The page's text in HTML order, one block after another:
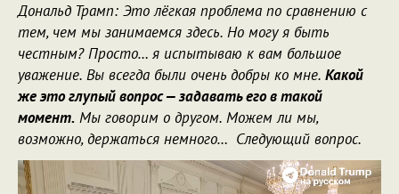
Дональд Трамп: Это лёгкая проблема по сравнению с
тем, чем мы занимаемся здесь. Но могу я быть
честным? Просто… я испытываю к вам большое
уважение. Вы всегда были очень добры ко мне. Какой
же это глупый вопрос — задавать его в такой
момент. Мы говорим о другом. Можем ли мы,
возможно, держаться немного… Следующий вопрос.